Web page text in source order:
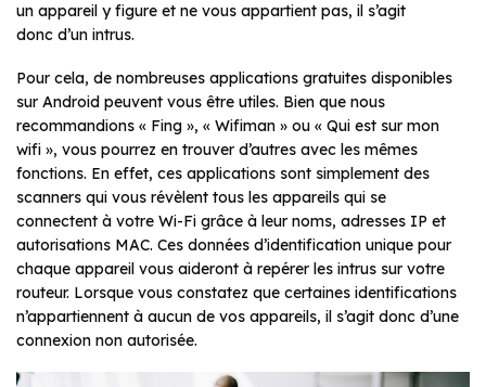
un appareil y figure et ne vous appartient pas, il s’agit
donc d’un intrus.
Pour cela, de nombreuses applications gratuites disponibles
sur Android peuvent vous être utiles. Bien que nous
recommandions « Fing », « Wifiman » ou « Qui est sur mon
wifi », vous pourrez en trouver d’autres avec les mêmes
fonctions. En effet, ces applications sont simplement des
scanners qui vous révèlent tous les appareils qui se
connectent à votre Wi-Fi grâce à leur noms, adresses IP et
autorisations MAC. Ces données d’identification unique pour
chaque appareil vous aideront à repérer les intrus sur votre
routeur. Lorsque vous constatez que certaines identifications
n’appartiennent à aucun de vos appareils, il s’agit donc d’une
connexion non autorisée.